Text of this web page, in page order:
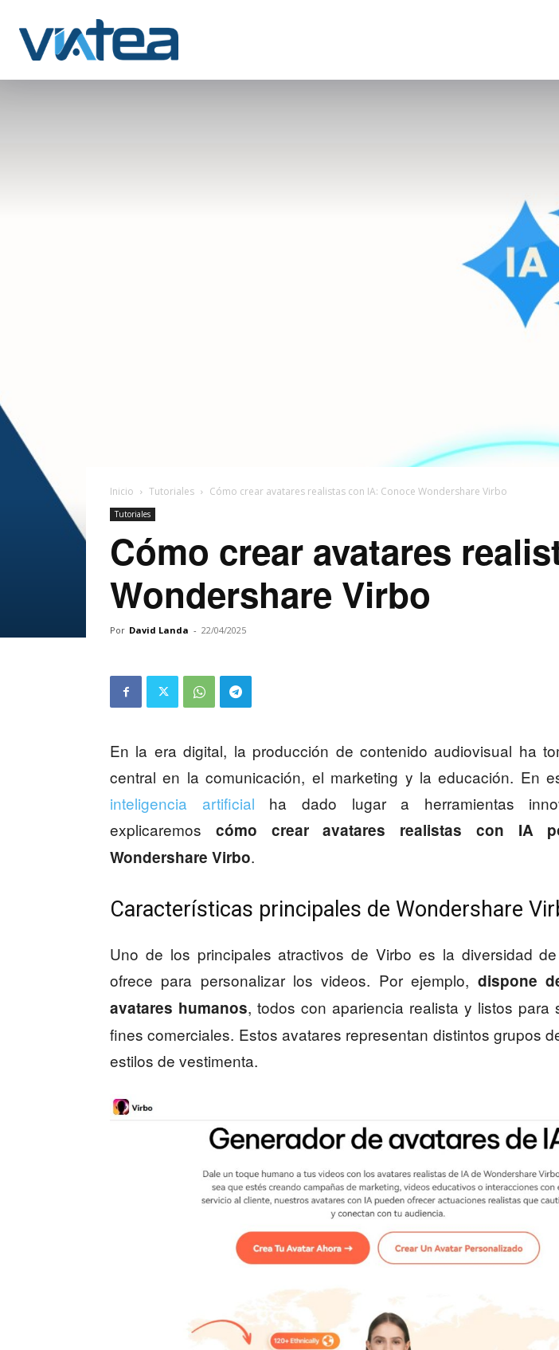
Inicio Tutoriales Cómo crear avatares realistas con IA: Conoce Wondershare Virbo
Tutoriales
Cómo crear avatares
Wondershare Virbo
Por David Landa - 22/04/2025
En la era digital, la producción de contenido audiovisual ha
central en la comunicación, el marketing y la educación. En
inteligencia artificial ha dado lugar a herramientas
explicaremos cómo crear avatares realistas con IA
Wondershare Virbo.
Características principales de Wondershare
Uno de los principales atractivos de Virbo es la diversidad
ofrece para personalizar los videos. Por ejemplo, dispone
avatares humanos, todos con apariencia realista y listos para
fines comerciales. Estos avatares representan distintos grupos
estilos de vestimenta.